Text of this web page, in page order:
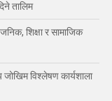
तालिम
शिक्षा र सामाजिक
विश्लेषण कार्यशाला